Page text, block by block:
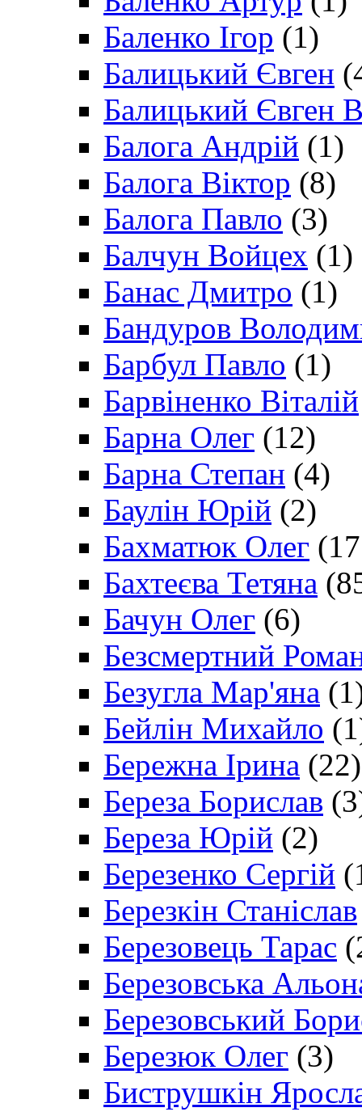
Баленко Ігор (1)
Балицький Євген
Балицький Євген
Балога Андрій (1)
Балога Віктор (8)
Балога Павло (3)
Балчун Войцех (1)
Банас Дмитро (1)
Бандуров
Барбул Павло (1)
Барвіненко Віталій
Барна Олег (12)
Барна Степан (4)
Баулін Юрій (2)
Бахматюк Олег
Бахтеєва Тетяна
Бачун Олег (6)
Безсмертний
Безугла Мар'яна
Бейлін Михайло
Бережна Ірина (22)
Береза Борислав
Береза Юрій (2)
Березенко Сергій
Березкін Станіслав
Березовець Тарас
Березовська
Березовський
Березюк Олег (3)
Биструшкін